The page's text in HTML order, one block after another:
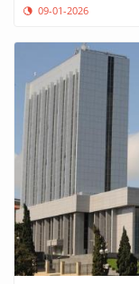
09-01-2026